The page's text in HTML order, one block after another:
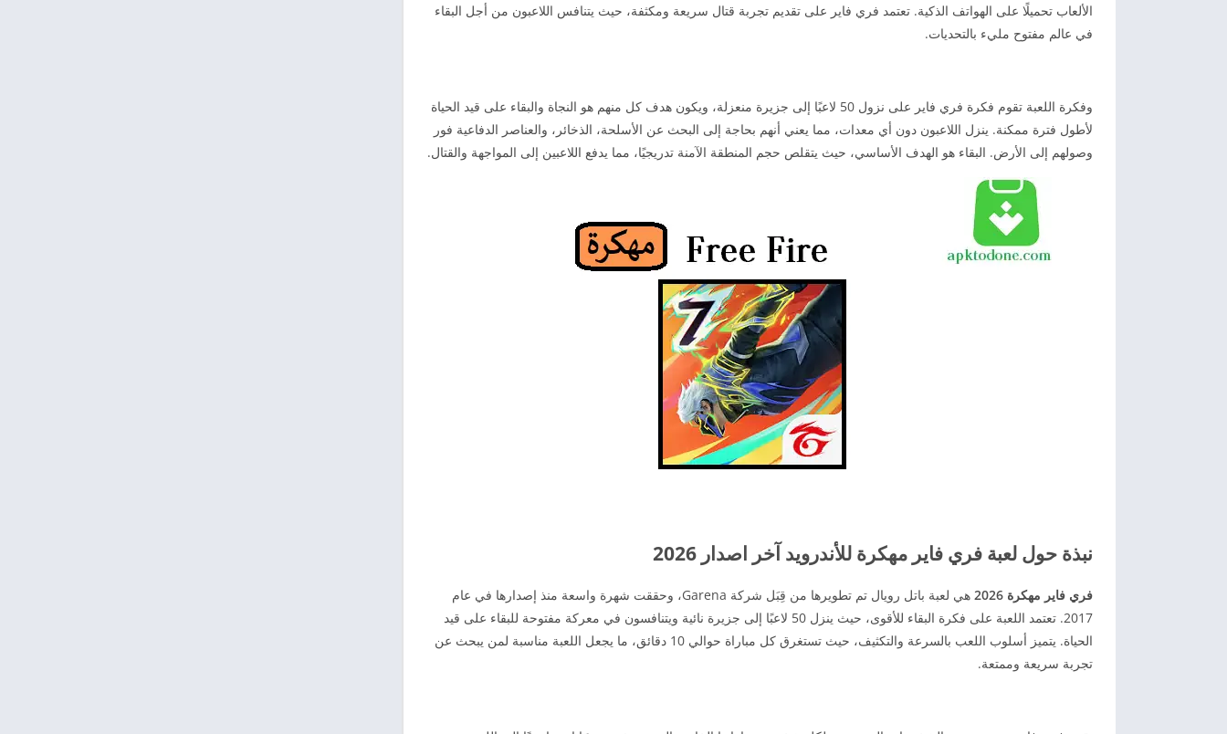
الألعاب تحميلًا على الهواتف الذكية. تعتمد فري فاير على تقديم تجربة قتال سريعة ومكثفة، حيث يتنافس اللاعبون من أجل البقاء
في عالم مفتوح مليء بالتحديات.
وفكرة اللعبة تقوم فكرة فري فاير على نزول 50 لاعبًا إلى جزيرة منعزلة، ويكون هدف كل منهم هو النجاة والبقاء على قيد الحياة
لأطول فترة ممكنة. ينزل اللاعبون دون أي معدات، مما يعني أنهم بحاجة إلى البحث عن الأسلحة، الذخائر، والعناصر الدفاعية فور
وصولهم إلى الأرض. البقاء هو الهدف الأساسي، حيث يتقلص حجم المنطقة الآمنة تدريجيًا، مما يدفع اللاعبين إلى المواجهة والقتال.
نبذة حول لعبة فري فاير مهكرة للأندرويد آخر اصدار 2026
فري فاير مهكرة 2026
هي لعبة باتل رويال تم تطويرها من قِبَل شركة Garena، وحققت شهرة واسعة منذ إصدارها في عام
2017. تعتمد اللعبة على فكرة البقاء للأقوى، حيث ينزل 50 لاعبًا إلى جزيرة نائية ويتنافسون في معركة مفتوحة للبقاء على قيد
الحياة. يتميز أسلوب اللعب بالسرعة والتكثيف، حيث تستغرق كل مباراة حوالي 10 دقائق، ما يجعل اللعبة مناسبة لمن يبحث عن
تجربة سريعة وممتعة.